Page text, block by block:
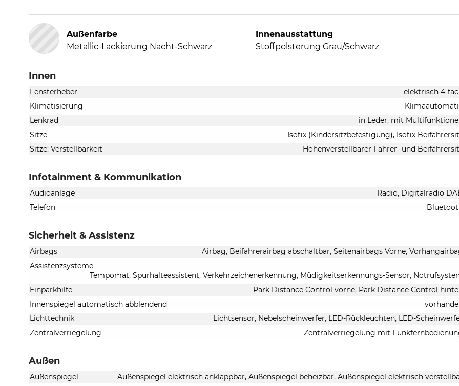
Außenfarbe
Metallic-Lackierung Nacht-Schwarz
Innenausstattung
Stoffpolsterung Grau/Schwarz
Innen
Fensterheber
elektrisch 4-
Klimatisierung
Lenkrad
in Leder, mit
Sitze
Isofix (Kindersitzbefestigung), Isofix
Sitze: Verstellbarkeit
Höhenverstellbarer Fahrer- und
Infotainment & Kommunikation
Audioanlage
Radio, Digitalradio
Telefon
Sicherheit & Assistenz
Airbags
Airbag, Beifahrerairbag abschaltbar, Seitenairbags Vorne,
Assistenzsysteme
Tempomat, Spurhalteassistent, Verkehrzeichenerkennung, Müdigkeitserkennungs-Sensor,
Einparkhilfe
Park Distance Control vorne, Park Distance Control
Innenspiegel automatisch abblendend
Lichttechnik
Lichtsensor, Nebelscheinwerfer, LED-Rückleuchten, LED-
Zentralverriegelung
Zentralverriegelung mit
Außen
Außenspiegel
Außenspiegel elektrisch anklappbar, Außenspiegel beheizbar, Außenspiegel elektrisch